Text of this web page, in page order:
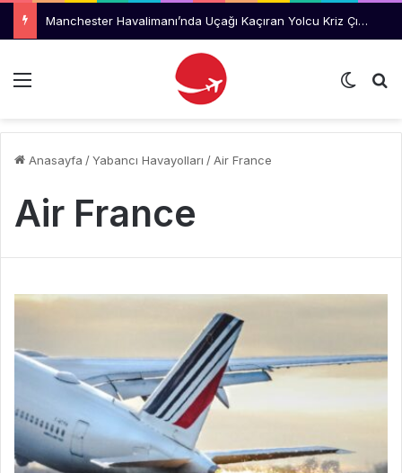
Lufthansa, İlk Boeing 777-9 Uçaklarını Reddetmeyi Değerlendiriyor
Menü Dış
Anasayfa /Yabancı Havayolları /Air France
Air France